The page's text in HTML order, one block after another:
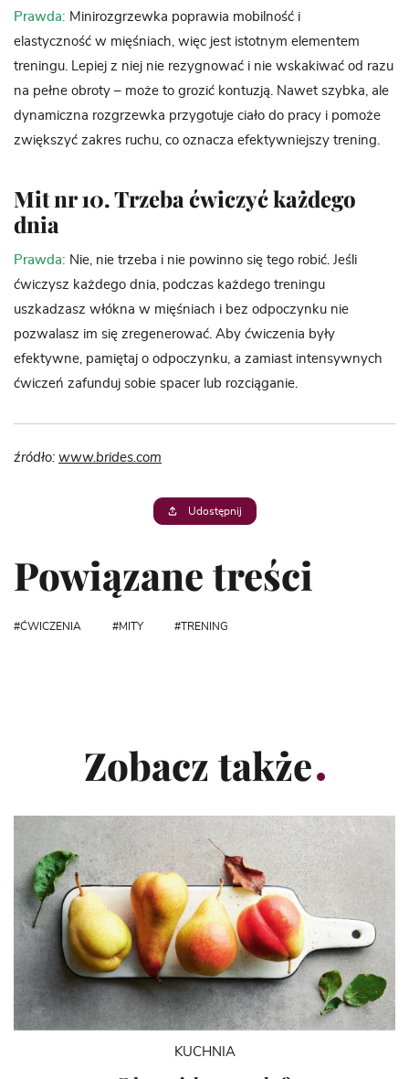
Prawda: Minirozgrzewka poprawia mobilność i
elastyczność w mięśniach, więc jest istotnym elementem
treningu. Lepiej z niej nie rezygnować i nie wskakiwać od razu
na pełne obroty – może to grozić kontuzją. Nawet szybka, ale
dynamiczna rozgrzewka przygotuje ciało do pracy i pomoże
zwiększyć zakres ruchu, co oznacza efektywniejszy trening.
Mit nr 10. Trzeba ćwiczyć każdego
dnia
Prawda: Nie, nie trzeba i nie powinno się tego robić. Jeśli
ćwiczysz każdego dnia, podczas każdego treningu
uszkadzasz włókna w mięśniach i bez odpoczynku nie
pozwalasz im się zregenerować. Aby ćwiczenia były
efektywne, pamiętaj o odpoczynku, a zamiast intensywnych
ćwiczeń zafunduj sobie spacer lub rozciąganie.
źródło: www.brides.com
Udostępnij
Powiązane treści
ĆWICZENIA MITY TRENING
Zobacz także
KUCHNIA